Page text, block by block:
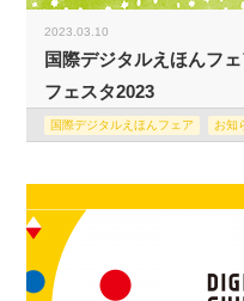
2023.03.10
国際デジタルえほんフ
フェスタ2023
国際デジタルえほんフェア お知